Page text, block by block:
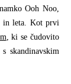
Ooh Noo,
in leta. Kot prvi
, ki se čudovito
skandinavskim